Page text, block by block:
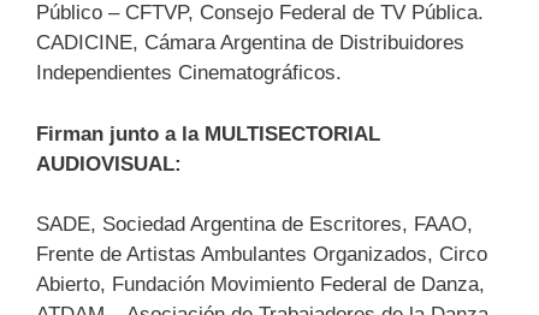
Público – CFTVP, Consejo Federal de TV Pública.
CADICINE, Cámara Argentina de Distribuidores
Independientes Cinematográficos.
Firman junto a la MULTISECTORIAL
AUDIOVISUAL:
SADE, Sociedad Argentina de Escritores, FAAO,
Frente de Artistas Ambulantes Organizados, Circo
Abierto, Fundación Movimiento Federal de Danza,